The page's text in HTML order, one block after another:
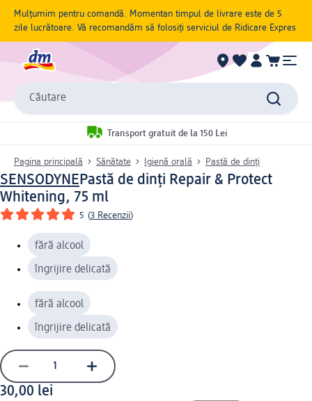
Mulțumim pentru comandă. Momentan timpul de livrare este de 5
zile lucrătoare. Vă recomandăm să folosiți serviciul de Ridicare Expres
Căutare
Transport gratuit de la 150 Lei
Pagina principală Sănătate Igienă orală Pastă de dinți
SENSODYNEPastă de dinți Repair & Protect
Whitening, 75 ml
5 (3 Recenzii)
fără alcool
îngrijire delicată
fără alcool
îngrijire delicată
30,00 lei